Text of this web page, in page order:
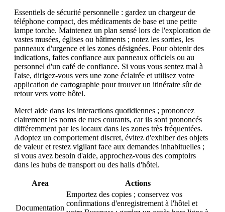
Essentiels de sécurité personnelle : gardez un chargeur de
téléphone compact, des médicaments de base et une petite
lampe torche. Maintenez un plan sensé lors de l'exploration de
vastes musées, églises ou bâtiments ; notez les sorties, les
panneaux d'urgence et les zones désignées. Pour obtenir des
indications, faites confiance aux panneaux officiels ou au
personnel d'un café de confiance. Si vous vous sentez mal à
l'aise, dirigez-vous vers une zone éclairée et utilisez votre
application de cartographie pour trouver un itinéraire sûr de
retour vers votre hôtel.
Merci aide dans les interactions quotidiennes ; prononcez
clairement les noms de rues courants, car ils sont prononcés
différemment par les locaux dans les zones très fréquentées.
Adoptez un comportement discret, évitez d'exhiber des objets
de valeur et restez vigilant face aux demandes inhabituelles ;
si vous avez besoin d'aide, approchez-vous des comptoirs
dans les hubs de transport ou des halls d'hôtel.
Area Actions
Documentation
Emportez des copies ; conservez vos
confirmations d'enregistrement à l'hôtel et